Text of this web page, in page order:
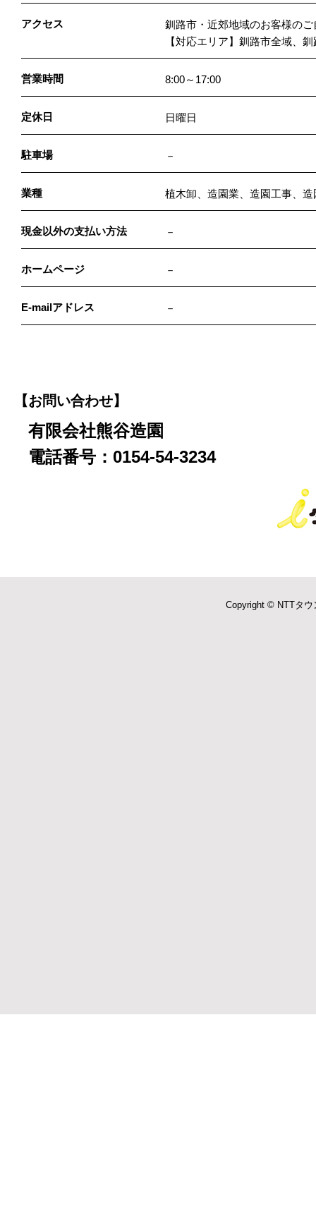
アクセス
釧路市・近郊地域のお客様の
【対応エリア】釧路市全域、
営業時間 8:00～17:00
定休日 日曜日
駐車場 －
業種 植木卸、造園業、造園工事、造
現金以外の支払い方法 －
ホームページ －
E-mailアドレス －
【お問い合わせ】
有限会社熊谷造園
電話番号：0154-54-3234
Copyright © NTTタウ